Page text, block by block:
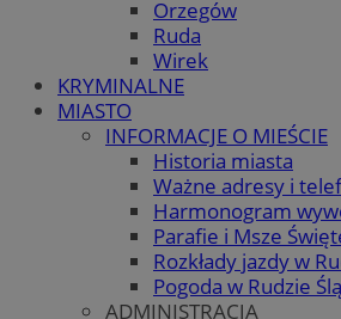
Orzegów
Ruda
Wirek
KRYMINALNE
MIASTO
INFORMACJE O MIEŚCIE
Historia miasta
Ważne adresy i
Harmonogram
Parafie i Msze
Rozkłady jazdy w
Pogoda w Rudzie
ADMINISTRACJA